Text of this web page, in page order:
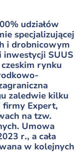
udziałów
specjalizującej
i drobnicowym
SUUS
rynku
zaledwie kilku
firmy Expert,
na tzw.
Umowa
r., a cała
w kolejnych